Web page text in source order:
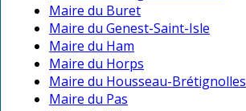
Maire du Buret
Maire du Genest-Saint-Isle
Maire du Ham
Maire du Horps
Maire du Housseau-Brétignolles
Maire du Pas